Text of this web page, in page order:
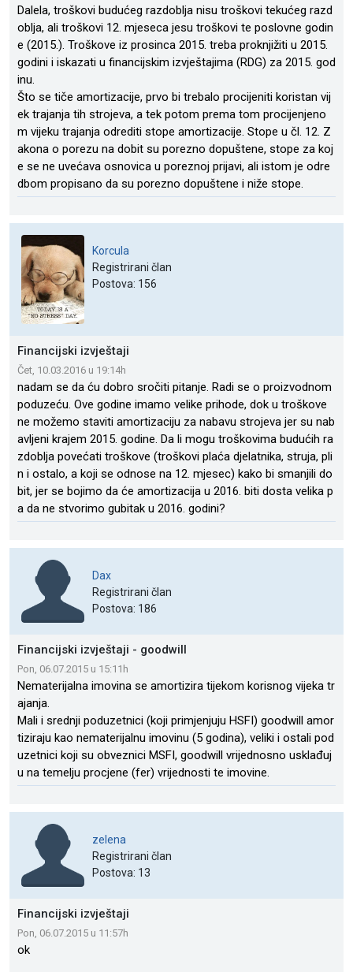
Dalela, troškovi budućeg razdoblja nisu troškovi tekućeg razd
oblja, ali troškovi 12. mjeseca jesu troškovi te poslovne godin
e (2015.). Troškove iz prosinca 2015. treba proknjižiti u 2015.
godini i iskazati u financijskim izvještajima (RDG) za 2015. god
inu.
Što se tiče amortizacije, prvo bi trebalo procijeniti koristan vij
ek trajanja tih strojeva, a tek potom prema tom procijenjeno
m vijeku trajanja odrediti stope amortizacije. Stope u čl. 12. Z
akona o porezu na dobit su porezno dopuštene, stope za koj
e se ne uvećava osnovica u poreznoj prijavi, ali istom je odre
dbom propisano da su porezno dopuštene i niže stope.
Korcula
Registrirani član
Postova: 156
Financijski izvještaji
Čet, 10.03.2016 u 19:14h
nadam se da ću dobro sročiti pitanje. Radi se o proizvodnom
poduzeću. Ove godine imamo velike prihode, dok u troškove
ne možemo staviti amortizaciju za nabavu strojeva jer su nab
avljeni krajem 2015. godine. Da li mogu troškovima budućih ra
zdoblja povećati troškove (troškovi plaća djelatnika, struja, pli
n i ostalo, a koji se odnose na 12. mjesec) kako bi smanjili do
bit, jer se bojimo da će amortizacija u 2016. biti dosta velika p
a da ne stvorimo gubitak u 2016. godini?
Dax
Registrirani član
Postova: 186
Financijski izvještaji - goodwill
Pon, 06.07.2015 u 15:11h
Nematerijalna imovina se amortizira tijekom korisnog vijeka tr
ajanja.
Mali i srednji poduzetnici (koji primjenjuju HSFI) goodwill amor
tiziraju kao nematerijalnu imovinu (5 godina), veliki i ostali pod
uzetnici koji su obveznici MSFI, goodwill vrijednosno usklađuj
u na temelju procjene (fer) vrijednosti te imovine.
zelena
Registrirani član
Postova: 13
Financijski izvještaji
Pon, 06.07.2015 u 11:57h
ok